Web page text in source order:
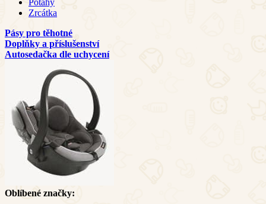
Zrcátka
Pásy pro těhotné
Doplňky a příslušenství
Autosedačka dle uchycení
Oblíbené značky: